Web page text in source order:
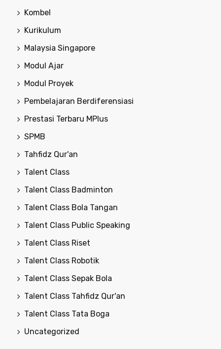
Kombel
Kurikulum
Malaysia Singapore
Modul Ajar
Modul Proyek
Pembelajaran Berdiferensiasi
Prestasi Terbaru MPlus
SPMB
Tahfidz Qur'an
Talent Class
Talent Class Badminton
Talent Class Bola Tangan
Talent Class Public Speaking
Talent Class Riset
Talent Class Robotik
Talent Class Sepak Bola
Talent Class Tahfidz Qur'an
Talent Class Tata Boga
Uncategorized